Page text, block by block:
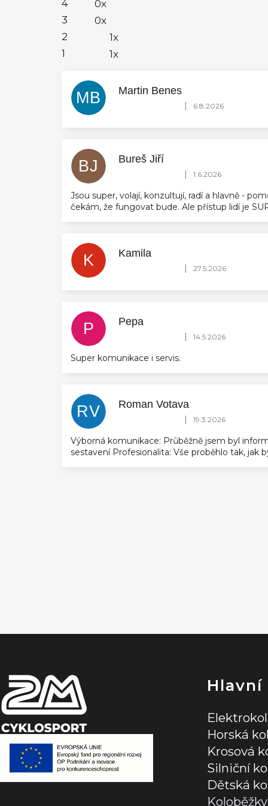
4
0x
3
0x
2
1x
1
1x
MB Martin Benes
Hodnocení obchodu je 5 z 5
| 6.8.2026
BJ Bureš Jiří
Hodnocení obchodu je 5 z 5
| 1.6.2026
Jsou super, volají, konzultují, radí a hlavně -
čekám, že fungovat bude. Ale přístup lidí je
K Kamila
Hodnocení obchodu je 5 z 5
| 27.5.2026
P Pepa
Hodnocení obchodu je 5 z 5
| 14.5.2026
Super komunikace i servis.
RV Roman Votava
Hodnocení obchodu je 5 z 5
| 19.3.2026
Výborná komunikace: Průběžně jsem byl
sestavení Profesionalita: Vše proběhlo tak, jak
a
Horská
Krosová
Silniční
Dětská
Koloběžky